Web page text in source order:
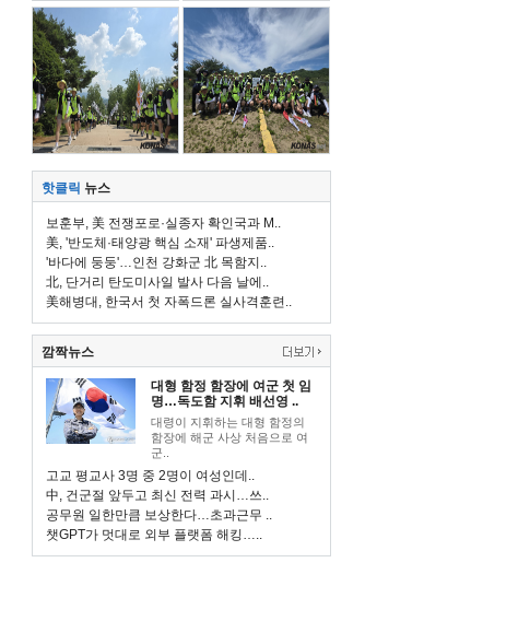
핫클릭 뉴스
보훈부, 美 전쟁포로·실종자 확인국과 M..
美, '반도체·태양광 핵심 소재' 파생제품..
'바다에 둥둥'…인천 강화군 北 목함지..
北, 단거리 탄도미사일 발사 다음 날에..
美해병대, 한국서 첫 자폭드론 실사격훈련..
깜짝뉴스
대형 함정 함장에 여군 첫 임
명…독도함 지휘 배선영 ..
대령이 지휘하는 대형 함정의
함장에 해군 사상 처음으로 여
군..
고교 평교사 3명 중 2명이 여성인데..
中, 건군절 앞두고 최신 전력 과시…쓰..
공무원 일한만큼 보상한다…초과근무 ..
챗GPT가 멋대로 외부 플랫폼 해킹…..